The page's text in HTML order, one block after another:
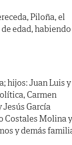
Piloña, el
de edad, habiendo
hijos: Juan Luis y
Carmen
Jesús García
Costales Molina y
y demás